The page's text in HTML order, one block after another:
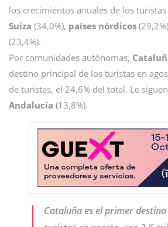
los crecimientos anuales de los
Suiza (34,0%), países nórdicos
(23,4%).
Por comunidades autónomas,
destino principal de los turistas en
de turistas, el 24,6% del total. Le siguen
Andalucía (13,8%).
Cataluña es el primer